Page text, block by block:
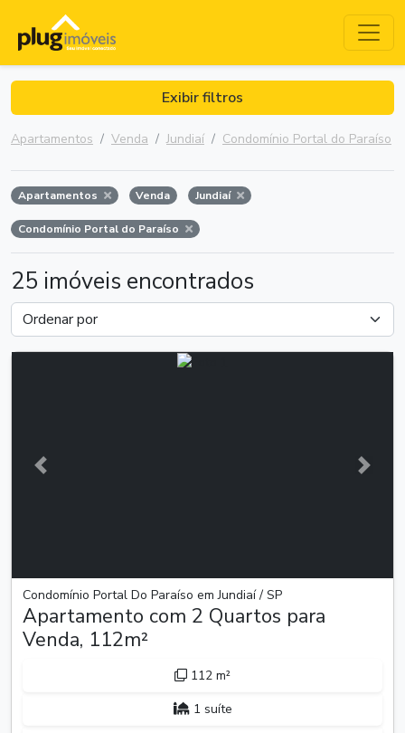
Exibir filtros
Apartamentos Venda Jundiaí Condomínio Portal do Paraíso
Apartamentos Venda Jundiaí
Condomínio Portal do Paraíso
25 imóveis encontrados
Anterior
Condomínio Portal Do Paraíso em Jundiaí / SP
Apartamento com 2 Quartos para
Venda, 112m²
112 m²
1 suíte